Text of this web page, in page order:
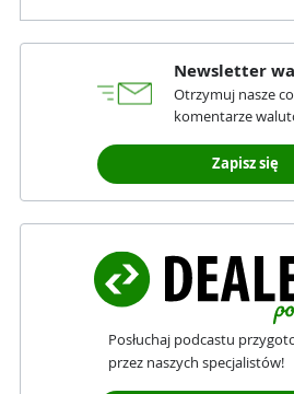
Newsletter
Otrzymuj nasze
komentarze
Zapisz się
Posłuchaj podcastu
przez naszych specjalistów!